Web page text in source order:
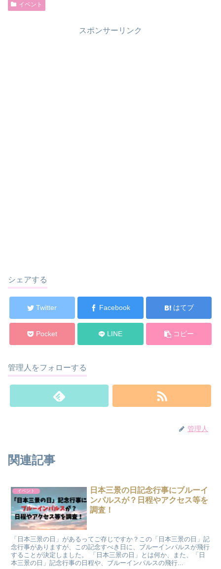
イベント
スポンサーリンク
シェアする
Twitter Facebook はてブ
Pocket LINE コピー
管理人をフォローする
管理人
関連記事
イベント
日本三景の日記念行事にブルーイ
ンパルスが？日程やアクセス等を
調査！
「日本三景の日」があるってご存じですか？この「日本三景の日」記
念行事がありますが、この記念すべき日に、ブルーインパルスが飛行
することが決定しました。 「日本三景の日」とは何か、また、「日
本三景の日」記念行事の日程や、ブルーインパルスの飛行...